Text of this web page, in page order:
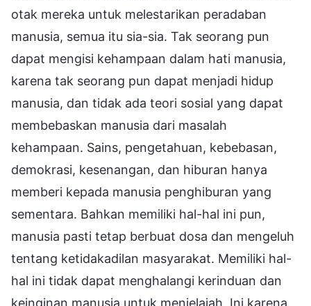
otak mereka untuk melestarikan peradaban
manusia, semua itu sia-sia. Tak seorang pun
dapat mengisi kehampaan dalam hati manusia,
karena tak seorang pun dapat menjadi hidup
manusia, dan tidak ada teori sosial yang dapat
membebaskan manusia dari masalah
kehampaan. Sains, pengetahuan, kebebasan,
demokrasi, kesenangan, dan hiburan hanya
memberi kepada manusia penghiburan yang
sementara. Bahkan memiliki hal-hal ini pun,
manusia pasti tetap berbuat dosa dan mengeluh
tentang ketidakadilan masyarakat. Memiliki hal-
hal ini tidak dapat menghalangi kerinduan dan
keinginan manusia untuk menjelajah. Ini karena